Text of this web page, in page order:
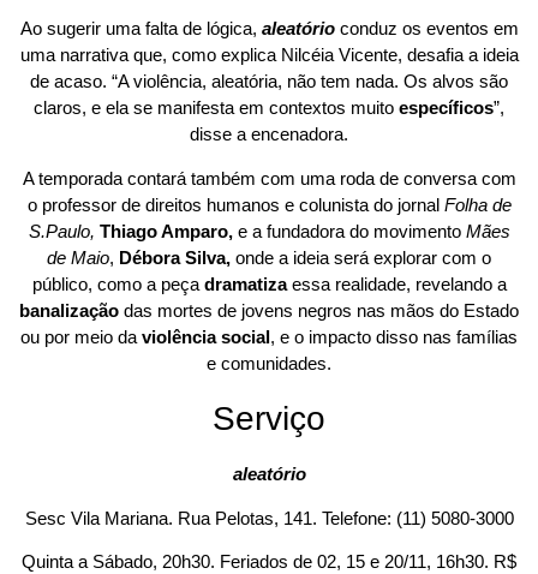
Ao sugerir uma falta de lógica, aleatórioconduz os eventos em
uma narrativa que, como explica Nilcéia Vicente, desafia a ideia
de acaso. “A violência, aleatória, não tem nada. Os alvos são
claros, e ela se manifesta em contextos muito específicos”,
disse a encenadora.
A temporada contará também com uma roda de conversa com
o professor de direitos humanos e colunista do jornal Folha de
S.Paulo, Thiago Amparo, e a fundadora do movimento Mães
de Maio, Débora Silva, onde a ideia será explorar com o
público, como a peça dramatizaessa realidade, revelando a
banalização das mortes de jovens negros nas mãos do Estado
ou por meio da violência social, e o impacto disso nas famílias
e comunidades.
Serviço
aleatório
Sesc Vila Mariana. Rua Pelotas, 141. Telefone: (11) 5080-3000
Quinta a Sábado, 20h30. Feriados de 02, 15 e 20/11, 16h30. R$